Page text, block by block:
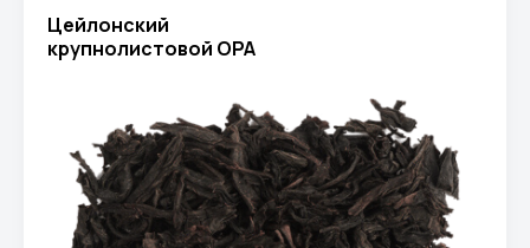
Цейлонский
крупнолистовой OPA